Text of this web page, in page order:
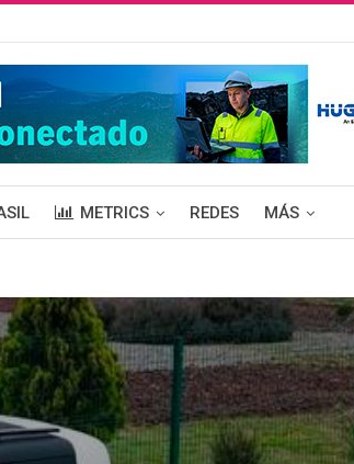
METRICS REDES MÁS